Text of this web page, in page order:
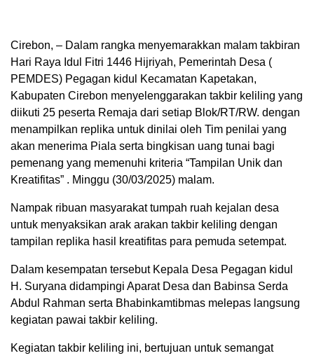
Cirebon, – Dalam rangka menyemarakkan malam takbiran
Hari Raya Idul Fitri 1446 Hijriyah, Pemerintah Desa (
PEMDES) Pegagan kidul Kecamatan Kapetakan,
Kabupaten Cirebon menyelenggarakan takbir keliling yang
diikuti 25 peserta Remaja dari setiap Blok/RT/RW. dengan
menampilkan replika untuk dinilai oleh Tim penilai yang
akan menerima Piala serta bingkisan uang tunai bagi
pemenang yang memenuhi kriteria “Tampilan Unik dan
Kreatifitas” . Minggu (30/03/2025) malam.
Nampak ribuan masyarakat tumpah ruah kejalan desa
untuk menyaksikan arak arakan takbir keliling dengan
tampilan replika hasil kreatifitas para pemuda setempat.
Dalam kesempatan tersebut Kepala Desa Pegagan kidul
H. Suryana didampingi Aparat Desa dan Babinsa Serda
Abdul Rahman serta Bhabinkamtibmas melepas langsung
kegiatan pawai takbir keliling.
Kegiatan takbir keliling ini, bertujuan untuk semangat